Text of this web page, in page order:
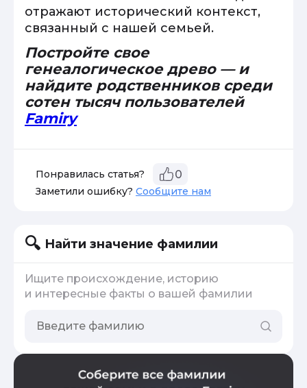
отражают исторический контекст,
связанный с нашей семьей.
Постройте свое
генеалогическое древо — и
найдите родственников среди
сотен тысяч пользователей
Famiry
Понравилась статья? 0
Заметили ошибку? Сообщите нам
Найти значение фамилии
Ищите происхождение, историю
и интересные факты о вашей фамилии